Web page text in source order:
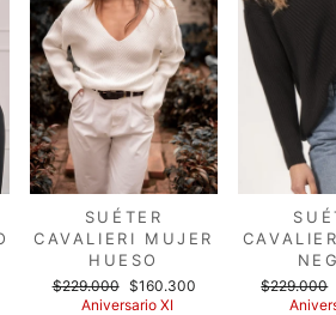
SUÉTER
CAVALIERI MUJER
HUESO
Precio
habitual
$229.000
Precio
de
$160.300
Aniversario XI
Precio
habitual
$229.000